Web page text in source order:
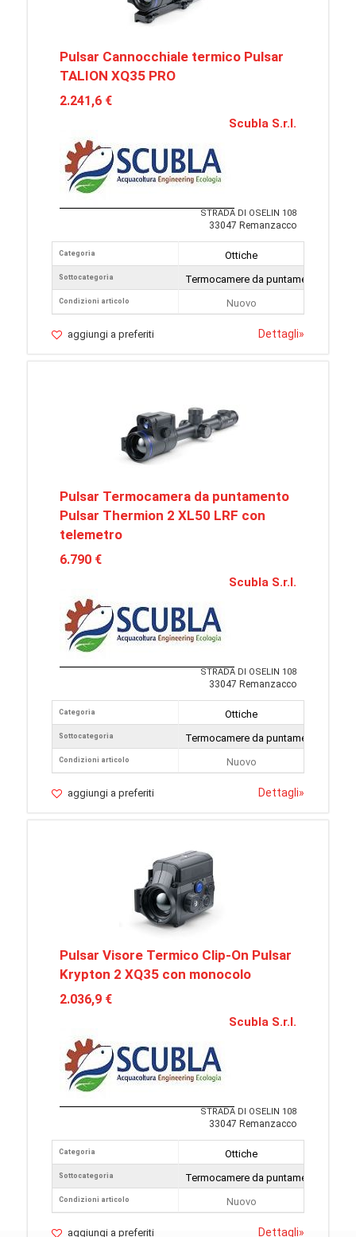
Pulsar Cannocchiale termico Pulsar
TALION XQ35 PRO
2.241,6 €
Scubla S.r.l.
STRADA DI OSELIN 108
33047 Remanzacco
Categoria
Sottocategoria
Condizioni articolo
Ottiche
Termocamere da puntamento
Nuovo
aggiungi a preferiti Dettagli»
Pulsar Termocamera da puntamento
Pulsar Thermion 2 XL50 LRF con
telemetro
6.790 €
Scubla S.r.l.
STRADA DI OSELIN 108
33047 Remanzacco
Categoria
Sottocategoria
Condizioni articolo
Ottiche
Termocamere da puntamento
Nuovo
aggiungi a preferiti Dettagli»
Pulsar Visore Termico Clip-On Pulsar
Krypton 2 XQ35 con monocolo
2.036,9 €
Scubla S.r.l.
STRADA DI OSELIN 108
33047 Remanzacco
Categoria
Sottocategoria
Condizioni articolo
Ottiche
Termocamere da puntamento
Nuovo
aggiungi a preferiti Dettagli»